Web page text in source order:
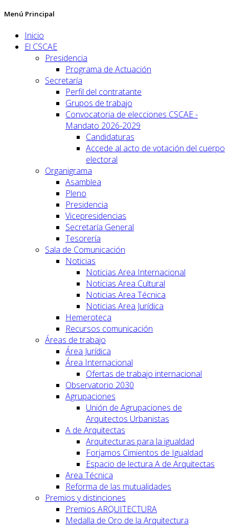
Menú Principal
Inicio
El CSCAE
Presidencia
Programa de Actuación
Secretaría
Perfil del contratante
Grupos de trabajo
Convocatoria de elecciones CSCAE -
Mandato 2026-2029
Candidaturas
Accede al acto de votación del cuerpo
electoral
Organigrama
Asamblea
Pleno
Presidencia
Vicepresidencias
Secretaría General
Tesorería
Sala de Comunicación
Noticias
Noticias Area Internacional
Noticias Area Cultural
Noticias Area Técnica
Noticias Area Jurídica
Hemeroteca
Recursos comunicación
Áreas de trabajo
Área Jurídica
Área Internacional
Ofertas de trabajo internacional
Observatorio 2030
Agrupaciones
Unión de Agrupaciones de
Arquitectos Urbanistas
A de Arquitectas
Arquitecturas para la igualdad
Forjamos Cimientos de Igualdad
Espacio de lectura A de Arquitectas
Area Técnica
Reforma de las mutualidades
Premios y distinciones
Premios ARQUITECTURA
Medalla de Oro de la Arquitectura